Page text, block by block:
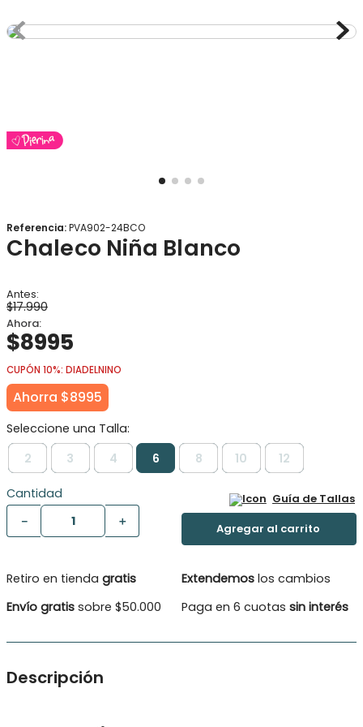
Referencia:PVA902-24BCO
Chaleco Niña Blanco
$17.990
$8995
CUPÓN 10%: DIADELNINO
Ahorra $8995
2 3 4 6 8 10 12
Cantidad
＋
－
Guía de Tallas
Retiro en tienda gratis
Envío gratis sobre $50.000
Extendemos los cambios
Paga en 6 cuotas sin interés
Descripción
Bello diseño en el tejido delantero y mangas
9.
panty